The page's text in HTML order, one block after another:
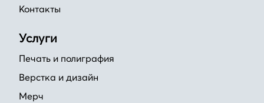
Контакты
Услуги
Печать и полиграфия
Верстка и дизайн
Мерч